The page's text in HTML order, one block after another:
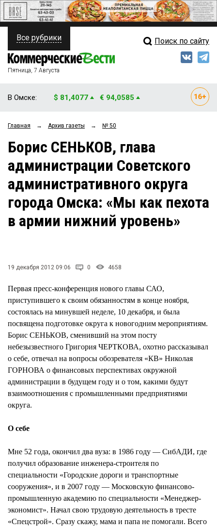
ПОЛИТИКА
ФИНАНСЫ
ОБЩЕСТВО
ЗАКОН
НОВОСТИ КОМПАНИЙ
СТИЛЬ ЖИЗНИ
Свежий выпуск
Рейтинги
Блоги
Архив
Все рубрики Поиск по сайту
Пятница, 7 Августа
В Омске: $ 81,4077 € 94,0585
Главная → Архив газеты → № 50
Борис СЕНЬКОВ, глава
администрации Советского
административного округа
города Омска: «Мы как пехота
в армии нижний уровень»
19 декабря 2012 09:06 0 4658
Первая пресс-конференция нового главы САО,
приступившего к своим обязанностям в конце ноября,
состоялась на минувшей неделе, 10 декабря, и была
посвящена подготовке округа к новогодним мероприятиям.
Борис СЕНЬКОВ, сменивший на этом посту
небезызвестного Григория ЧЕРТКОВА, охотно рассказывал
о себе, отвечал на вопросы обозревателя «КВ» Николая
ГОРНОВА о финансовых перспективах окружной
администрации в будущем году и о том, какими будут
взаимоотношения с промышленными предприятиями
округа.
О себе
Мне 52 года, окончил два вуза: в 1986 году — СибАДИ, где
получил образование инженера-строителя по
специальности «Городские дороги и транспортные
сооружения», и в 2007 году — Московскую финансово-
промышленную академию по специальности «Менеджер-
экономист». Начал свою трудовую деятельность в тресте
«Спецстрой». Сразу скажу, мама и папа не помогали. Всего